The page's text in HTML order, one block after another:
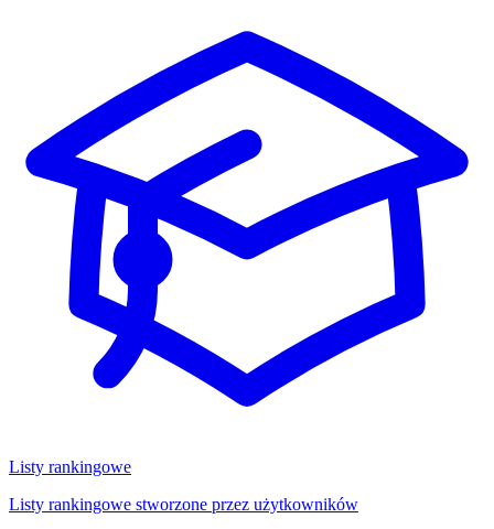
Listy rankingowe
Listy rankingowe stworzone przez użytkowników